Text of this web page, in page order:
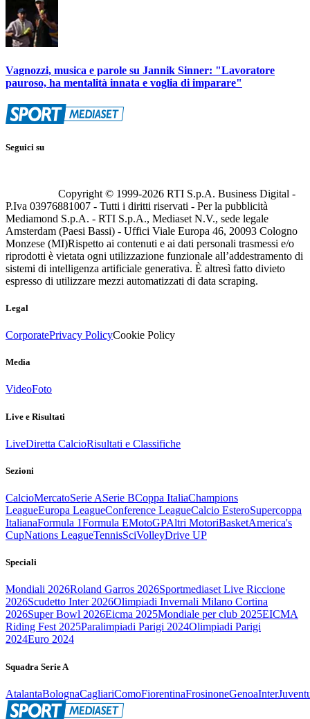
Vagnozzi, musica e parole su Jannik Sinner: "Lavoratore
pauroso, ha mentalità innata e voglia di imparare"
Seguici su
Copyright © 1999-2026 RTI S.p.A. Business Digital -
P.Iva 03976881007 - Tutti i diritti riservati - Per la pubblicità
Mediamond S.p.A. - RTI S.p.A., Mediaset N.V., sede legale
Amsterdam (Paesi Bassi) - Uffici Viale Europa 46, 20093 Cologno
Monzese (MI)Rispetto ai contenuti e ai dati personali trasmessi e/o
riprodotti è vietata ogni utilizzazione funzionale all’addestramento di
sistemi di intelligenza artificiale generativa. È altresì fatto divieto
espresso di utilizzare mezzi automatizzati di data scraping.
Legal
CorporatePrivacy PolicyCookie Policy
Media
VideoFoto
Live e Risultati
LiveDiretta CalcioRisultati e Classifiche
Sezioni
CalcioMercatoSerie ASerie BCoppa ItaliaChampions
LeagueEuropa LeagueConference LeagueCalcio EsteroSupercoppa
ItalianaFormula 1Formula EMotoGPAltri MotoriBasketAmerica's
CupNations LeagueTennisSciVolleyDrive UP
Speciali
Mondiali 2026Roland Garros 2026Sportmediaset Live Riccione
2026Scudetto Inter 2026Olimpiadi Invernali Milano Cortina
2026Super Bowl 2026Eicma 2025Mondiale per club 2025EICMA
Riding Fest 2025Paralimpiadi Parigi 2024Olimpiadi Parigi
2024Euro 2024
Squadra Serie A
AtalantaBolognaCagliariComoFiorentinaFrosinoneGenoaInter